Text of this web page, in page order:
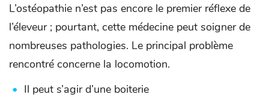
L’ostéopathie n’est pas encore le premier réflexe de
l’éleveur ; pourtant, cette médecine peut soigner de
nombreuses pathologies. Le principal problème
rencontré concerne la locomotion.
Il peut s’agir d’une boiterie